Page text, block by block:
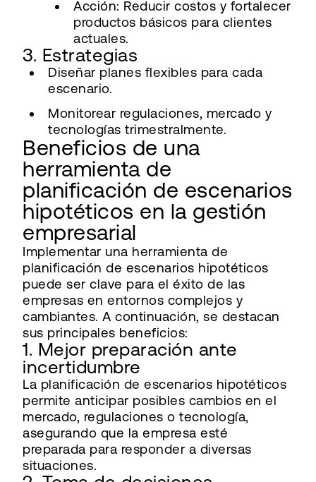
Acción: Reducir costos y fortalecer
productos básicos para clientes
actuales.
3. Estrategias
Diseñar planes flexibles para cada
escenario.
Monitorear regulaciones, mercado y
tecnologías trimestralmente.
Beneficios de una
herramienta de
planificación de escenarios
hipotéticos en la gestión
empresarial
Implementar una herramienta de
planificación de escenarios hipotéticos
puede ser clave para el éxito de las
empresas en entornos complejos y
cambiantes. A continuación, se destacan
sus principales beneficios:
1. Mejor preparación ante
incertidumbre
La planificación de escenarios hipotéticos
permite anticipar posibles cambios en el
mercado, regulaciones o tecnología,
asegurando que la empresa esté
preparada para responder a diversas
situaciones.